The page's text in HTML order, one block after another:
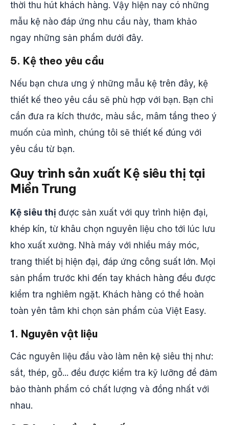
thời thu hút khách hàng. Vậy hiện nay có những
mẫu kệ nào đáp ứng nhu cầu này, tham khảo
ngay những sản phẩm dưới đây.
5. Kệ theo yêu cầu
Nếu bạn chưa ưng ý những mẫu kệ trên đây, kệ
thiết kế theo yêu cầu sẽ phù hợp với bạn. Bạn chỉ
cần đưa ra kích thước, màu sắc, mâm tầng theo ý
muốn của mình, chúng tôi sẽ thiết kế đúng với
yêu cầu từ bạn.
Quy trình sản xuất Kệ siêu thị tại
Miền Trung
Kệ siêu thị được sản xuất với quy trình hiện đại,
khép kín, từ khâu chọn nguyên liệu cho tới lúc lưu
kho xuất xưởng. Nhà máy với nhiều máy móc,
trang thiết bị hiện đại, đáp ứng công suất lớn. Mọi
sản phẩm trước khi đến tay khách hàng đều được
kiểm tra nghiêm ngặt. Khách hàng có thể hoàn
toàn yên tâm khi chọn sản phẩm của Việt Easy.
1. Nguyên vật liệu
Các nguyên liệu đầu vào làm nên kệ siêu thị như:
sắt, thép, gỗ... đều được kiểm tra kỹ lưỡng để đảm
bảo thành phẩm có chất lượng và đồng nhất với
nhau.